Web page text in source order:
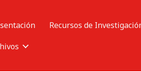
Recursos de